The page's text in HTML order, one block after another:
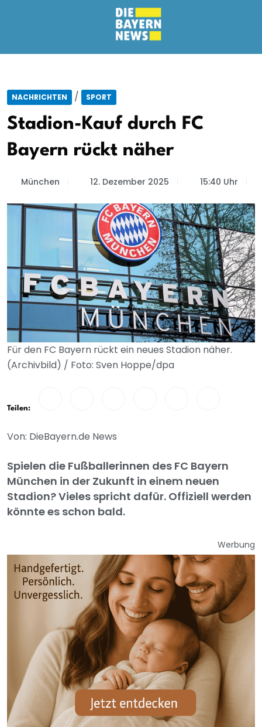
NACHRICHTEN / SPORT
Stadion-Kauf durch FC
Bayern rückt näher
München 12. Dezember 2025 15:40 Uhr
Für den FC Bayern rückt ein neues Stadion näher.
(Archivbild) / Foto: Sven Hoppe/dpa
Teilen:
Von: DieBayern.de News
Spielen die Fußballerinnen des FC Bayern
München in der Zukunft in einem neuen
Stadion? Vieles spricht dafür. Offiziell werden
könnte es schon bald.
Werbung